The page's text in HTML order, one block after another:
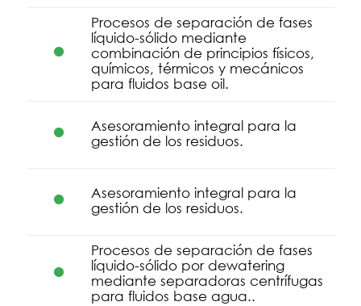
Procesos de separación de fases
líquido-sólido mediante
combinación de principios físicos,
químicos, térmicos y mecánicos
para fluidos base oil.
Asesoramiento integral para la
gestión de los residuos.
Asesoramiento integral para la
gestión de los residuos.
Procesos de separación de fases
líquido-sólido por dewatering
mediante separadoras centrífugas
para fluidos base agua..